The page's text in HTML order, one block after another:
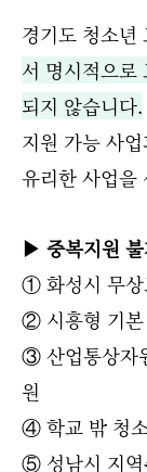
경기도 청소년
서 명시적으로
되지 않습니다.
지원 가능 사
유리한 사업을
▶ 중복지원 불
① 화성시 무상
② 시흥형 기본
③ 산업통상자
원
④ 학교 밖 청
⑤ 성남시 지역